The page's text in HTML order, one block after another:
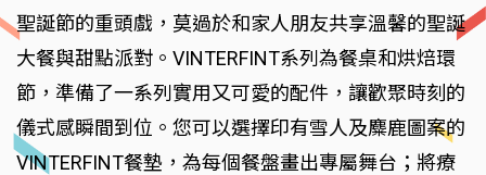
聖誕節的重頭戲，莫過於和家人朋友共享溫馨的聖誕
大餐與甜點派對。VINTERFINT系列為餐桌和烘焙環
節，準備了一系列實用又可愛的配件，讓歡聚時刻的
儀式感瞬間到位。您可以選擇印有雪人及麋鹿圖案的
VINTERFINT餐墊，為每個餐盤畫出專屬舞台；將療